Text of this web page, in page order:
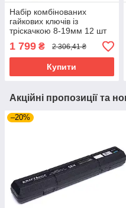
Набір комбінованих
гайкових ключів із
тріскачкою 8-19мм 12 шт
Kraft&Dele KD11304 ключі
з шарніром
1 799 ₴ 2 306,41 ₴
Купити
Акційні пропозиції та
–20%